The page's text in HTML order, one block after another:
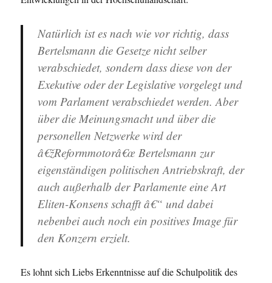
Natürlich ist es nach wie vor richtig, dass
Bertelsmann die Gesetze nicht selber
verabschiedet, sondern dass diese von der
Exekutive oder der Legislative vorgelegt und
vom Parlament verabschiedet werden. Aber
über die Meinungsmacht und über die
personellen Netzwerke wird der
â€žReformmotorâ€œ Bertelsmann zur
eigenständigen politischen Antriebskraft, der
auch außerhalb der Parlamente eine Art
Eliten-Konsens schafft â€“ und dabei
nebenbei auch noch ein positives Image für
den Konzern erzielt.
Es lohnt sich Liebs Erkenntnisse auf die Schulpolitik des